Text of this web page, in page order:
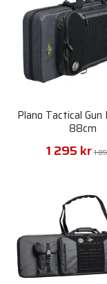
Plano Tactical Gun
88cm
1 295 kr 1